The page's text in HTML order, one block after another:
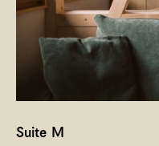
Suite M